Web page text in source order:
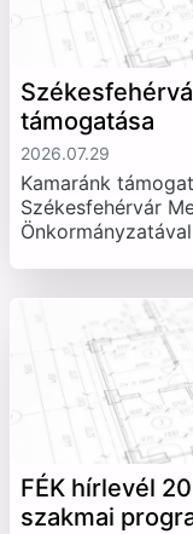
támogatása
2026.07.29
Kamaránk
Székesfehérvár
FÉK hírlevél
szakmai